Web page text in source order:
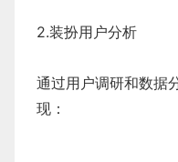
2.装扮用户分析
通过用户调研和数据
现：